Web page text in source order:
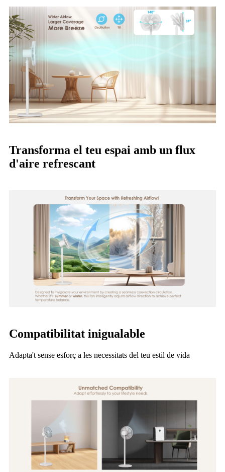
Transforma el teu espai amb un flux
d'aire refrescant
Compatibilitat inigualable
Adapta't sense esforç a les necessitats del teu estil de vida